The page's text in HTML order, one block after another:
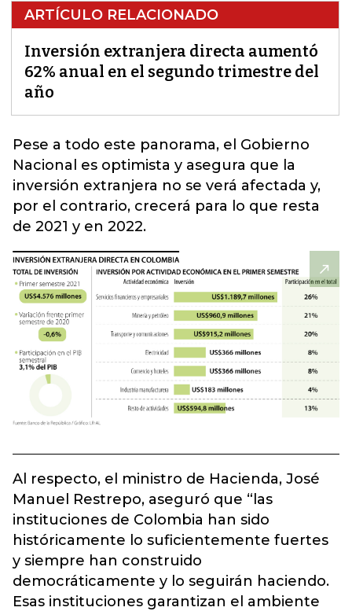
ARTÍCULO RELACIONADO
Inversión extranjera directa aumentó
62% anual en el segundo trimestre del
año
Pese a todo este panorama, el Gobierno
Nacional es optimista y asegura que la
inversión extranjera no se verá afectada y,
por el contrario, crecerá para lo que resta
de 2021 y en 2022.
Al respecto, el ministro de Hacienda, José
Manuel Restrepo, aseguró que “las
instituciones de Colombia han sido
históricamente lo suficientemente fuertes
y siempre han construido
democráticamente y lo seguirán haciendo.
Esas instituciones garantizan el ambiente